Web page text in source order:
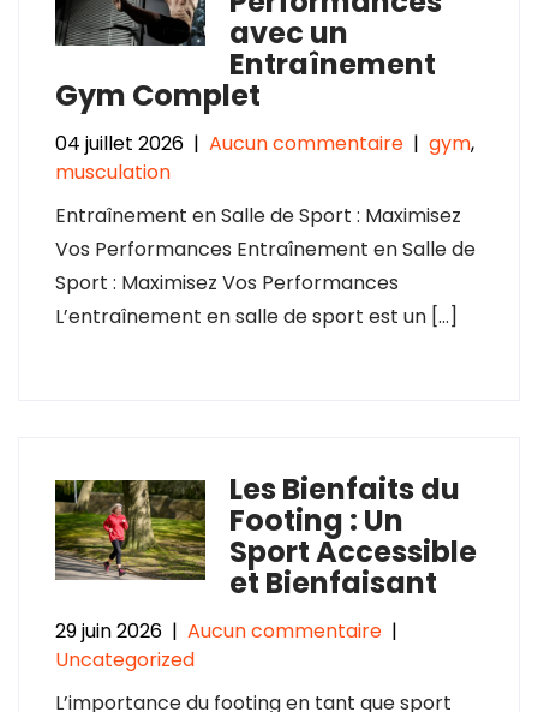
avec un
Entraînement
Gym Complet
04 juillet 2026 | Aucun commentaire | gym,
musculation
Entraînement en Salle de Sport : Maximisez
Vos Performances Entraînement en Salle de
Sport : Maximisez Vos Performances
L’entraînement en salle de sport est un […]
Les Bienfaits du
Footing : Un
Sport Accessible
et Bienfaisant
29 juin 2026 | Aucun commentaire |
Uncategorized
L’importance du footing en tant que sport